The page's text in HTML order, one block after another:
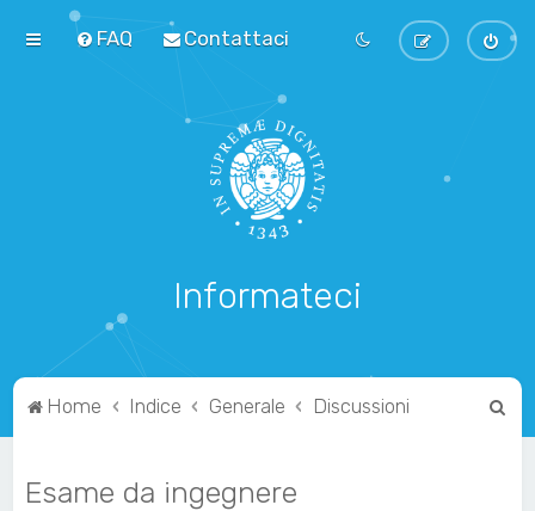
FAQ Contattaci
Informateci
Home Indice Generale Discussioni
Esame da ingegnere